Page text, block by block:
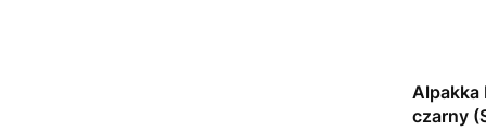
Alpakka
czarny